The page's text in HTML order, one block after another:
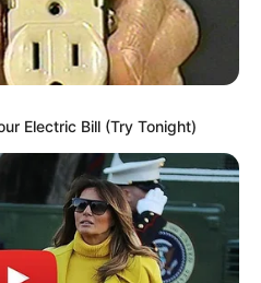
Anastasya Khosasih
Electric Bill (Try Tonight)